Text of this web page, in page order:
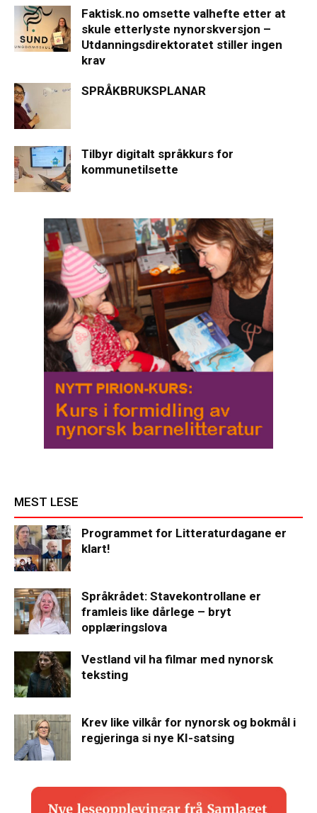
Faktisk.no omsette valhefte etter at
skule etterlyste nynorskversjon –
Utdanningsdirektoratet stiller ingen
krav
SPRÅKBRUKSPLANAR
Tilbyr digitalt språkkurs for
kommunetilsette
MEST LESE
Programmet for Litteraturdagane er
klart!
Språkrådet: Stavekontrollane er
framleis like dårlege – bryt
opplæringslova
Vestland vil ha filmar med nynorsk
teksting
Krev like vilkår for nynorsk og bokmål i
regjeringa si nye KI-satsing